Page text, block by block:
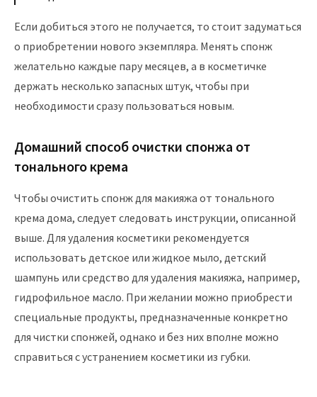
Если добиться этого не получается, то стоит задуматься
о приобретении нового экземпляра. Менять спонж
желательно каждые пару месяцев, а в косметичке
держать несколько запасных штук, чтобы при
необходимости сразу пользоваться новым.
Домашний способ очистки спонжа от
тонального крема
Чтобы очистить спонж для макияжа от тонального
крема дома, следует следовать инструкции, описанной
выше. Для удаления косметики рекомендуется
использовать детское или жидкое мыло, детский
шампунь или средство для удаления макияжа, например,
гидрофильное масло. При желании можно приобрести
специальные продукты, предназначенные конкретно
для чистки спонжей, однако и без них вполне можно
справиться с устранением косметики из губки.